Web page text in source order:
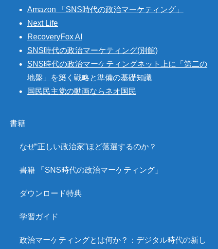
Amazon 「SNS時代の政治マーケティング」
Next Life
RecoveryFox AI
SNS時代の政治マーケティング(別館)
SNS時代の政治マーケティングネット上に「第二の
地盤」を築く戦略と準備の基礎知識
国民民主党の動画ならネオ国民
書籍
なぜ“正しい政治家”ほど落選するのか？
書籍 「SNS時代の政治マーケティング」
ダウンロード特典
学習ガイド
政治マーケティングとは何か？：デジタル時代の新し